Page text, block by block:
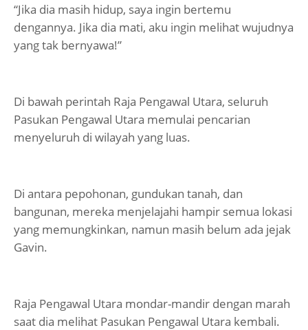
“Jika dia masih hidup, saya ingin bertemu
dengannya. Jika dia mati, aku ingin melihat wujudnya
yang tak bernyawa!”
Di bawah perintah Raja Pengawal Utara, seluruh
Pasukan Pengawal Utara memulai pencarian
menyeluruh di wilayah yang luas.
Di antara pepohonan, gundukan tanah, dan
bangunan, mereka menjelajahi hampir semua lokasi
yang memungkinkan, namun masih belum ada jejak
Gavin.
Raja Pengawal Utara mondar-mandir dengan marah
saat dia melihat Pasukan Pengawal Utara kembali.